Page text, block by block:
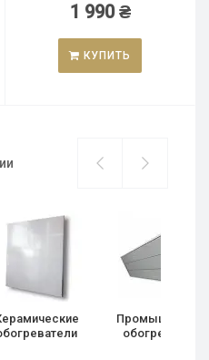
1 990 ₴
КУПИТЬ
обогреватели